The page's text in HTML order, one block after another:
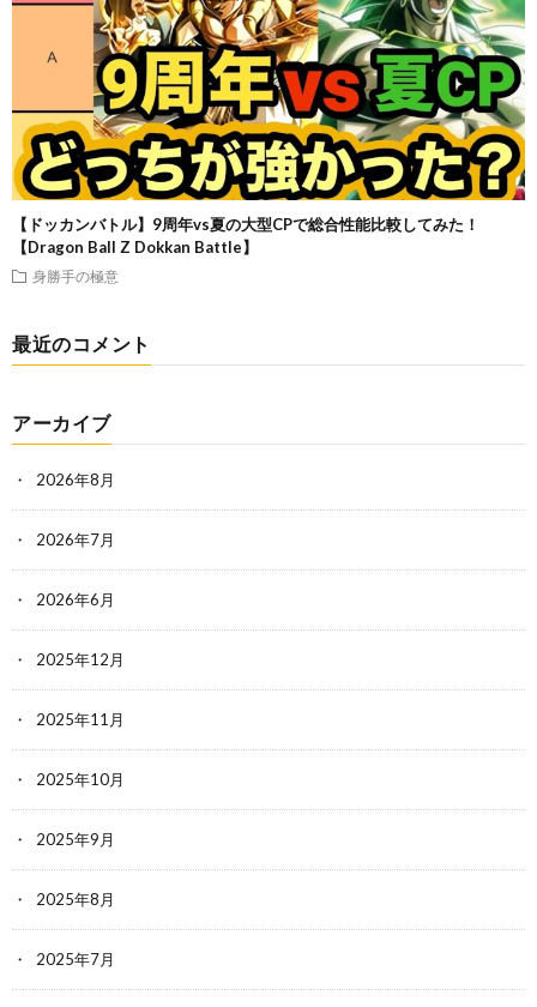
【ドッカンバトル】9周年vs夏の大型CPで総合性能比較してみた！
【Dragon Ball Z Dokkan Battle】
身勝手の極意
最近のコメント
アーカイブ
2026年8月
2026年7月
2026年6月
2025年12月
2025年11月
2025年10月
2025年9月
2025年8月
2025年7月